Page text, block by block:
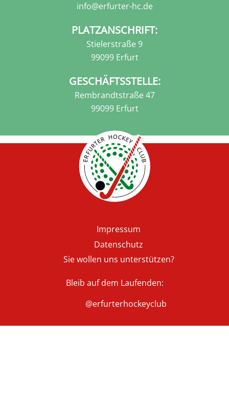
PLATZANSCHRIFT:
Stielerstraße 9
99099 Erfurt
info@erfurter-hc.de
GESCHÄFTSSTELLE:
Rembrandtstraße 47
99099 Erfurt
Impressum
Datenschutz
Sie wollen uns unterstützen?
Bleib auf dem Laufenden:
@erfurterhockeyclub